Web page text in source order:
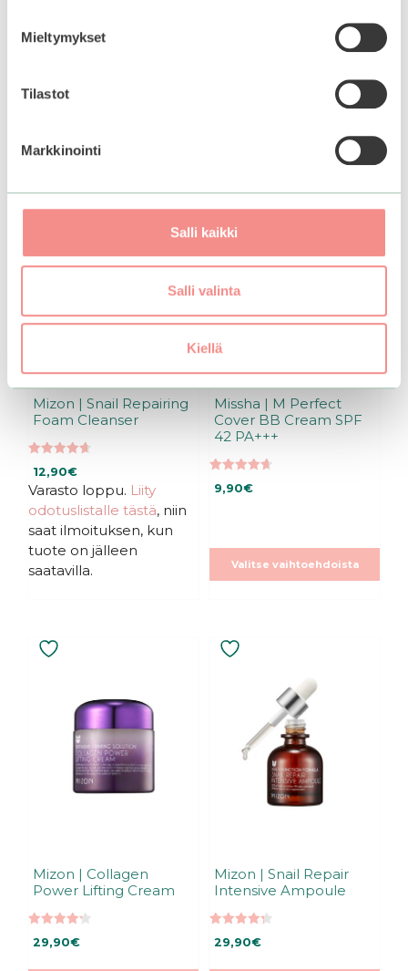
Mieltymykset
Tilastot
Markkinointi
Salli kaikki
Salli valinta
Kiellä
Lisää ostoskoriin Lisää ostoskoriin
Mizon | Snail Repairing
Foam Cleanser
5:stä
12,90€
Varasto loppu. Liity
odotuslistalle tästä, niin
saat ilmoituksen, kun
tuote on jälleen
saatavilla.
Missha | M Perfect
Cover BB Cream SPF
42 PA+++
5:stä
9,90€
Valitse vaihtoehdoista
tuotteella
useampi
muunnelma.
tehdä
valinnat
sivulla.
Mizon | Collagen
Power Lifting Cream
5:stä
29,90€
Mizon | Snail Repair
Intensive Ampoule
5:stä
29,90€